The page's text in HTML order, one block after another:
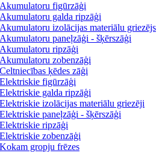
Akumulatoru figūrzāģi
Akumulatoru galda ripzāģi
Akumulatoru izolācijas materiālu griezējs
Akumulatoru paneļzāģi - šķērszāģi
Akumulatoru ripzāģi
Akumulatoru zobenzāģi
Celtniecības ķēdes zāģi
Elektriskie figūrzāģi
Elektriskie galda ripzāģi
Elektriskie izolācijas materiālu griezēji
Elektriskie paneļzāģi - šķērszāģi
Elektriskie ripzāģi
Elektriskie zobenzāģi
Kokam gropju frēzes